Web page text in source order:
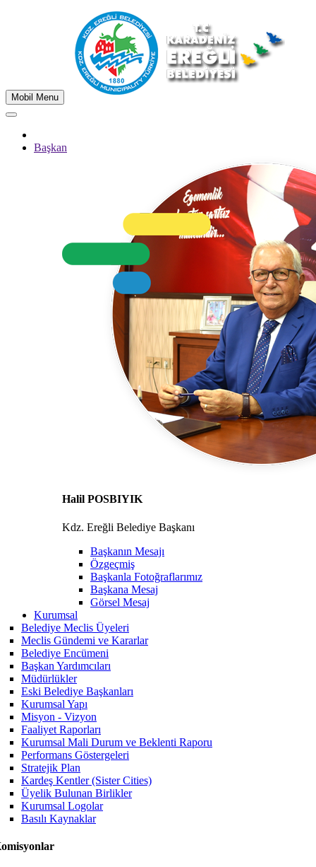
Mobil Menu
Başkan
Halil POSBIYIK
Kdz. Ereğli Belediye Başkanı
Başkanın Mesajı
Özgeçmiş
Başkanla Fotoğraflarımız
Başkana Mesaj
Görsel Mesaj
Kurumsal
Belediye Meclis Üyeleri
Meclis Gündemi ve Kararlar
Belediye Encümeni
Başkan Yardımcıları
Müdürlükler
Eski Belediye Başkanları
Kurumsal Yapı
Misyon - Vizyon
Faaliyet Raporları
Kurumsal Mali Durum ve Beklenti Raporu
Performans Göstergeleri
Stratejik Plan
Kardeş Kentler (Sister Cities)
Üyelik Bulunan Birlikler
Kurumsal Logolar
Basılı Kaynaklar